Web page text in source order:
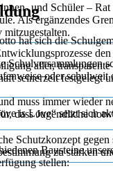
hat sich die
aller,
seinerzeit festgelegt
muss immer wieder
dass Jugendliche
Bausteine
stellen:
und Schüler –
Als ergänzendes
mitzugestalten.
Schulversammlungen
oder
is Love“ setzt sich
Schutzkonzept
zu stärken